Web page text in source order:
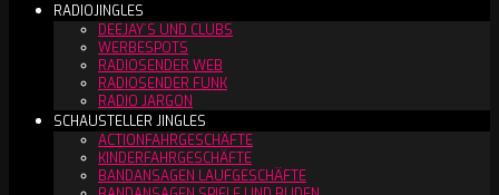
RADIOJINGLES
DEEJAY´S UND CLUBS
WERBESPOTS
RADIOSENDER WEB
RADIOSENDER FUNK
RADIO JARGON
SCHAUSTELLER JINGLES
ACTIONFAHRGESCHÄFTE
KINDERFAHRGESCHÄFTE
BANDANSAGEN LAUFGESCHÄFTE